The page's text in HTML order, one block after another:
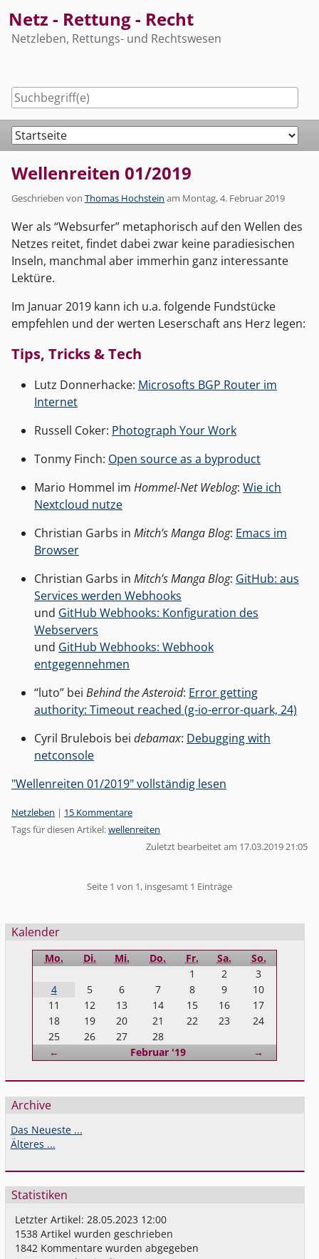
to
content
Netz - Rettung - Recht
Netzleben, Rettungs- und Rechtswesen
Navigation
Wellenreiten 01/2019
Geschrieben von Thomas Hochstein am Montag, 4. Februar 2019
Wer als “Websurfer” metaphorisch auf den Wellen des
Netzes reitet, findet dabei zwar keine paradiesischen
Inseln, manchmal aber immerhin ganz interessante
Lektüre.
Im Januar 2019 kann ich u.a. folgende Fundstücke
empfehlen und der werten Leserschaft ans Herz legen:
Tips, Tricks & Tech
Lutz Donnerhacke: Microsofts BGP Router im
Internet
Russell Coker: Photograph Your Work
Tonmy Finch: Open source as a byproduct
Mario Hommel im Hommel-Net Weblog: Wie ich
Nextcloud nutze
Christian Garbs in Mitch’s Manga Blog: Emacs im
Browser
Christian Garbs in Mitch’s Manga Blog: GitHub: aus
Services werden Webhooks
und GitHub Webhooks: Konfiguration des
Webservers
und GitHub Webhooks: Webhook
entgegennehmen
“luto” bei Behind the Asteroid: Error getting
authority: Timeout reached (g-io-error-quark, 24)
Cyril Brulebois bei debamax: Debugging with
netconsole
"Wellenreiten 01/2019" vollständig lesen
Kategorien:
Netzleben | 15 Kommentare
Tags für diesen Artikel:wellenreiten
Zuletzt bearbeitet am 17.03.2019 21:05
Seite 1 von 1, insgesamt 1 Einträge
Seitenleiste
Kalender
Mo. Di. Mi. Do. Fr. Sa. So.
← Februar '19 Vorwärts
→
1 2
3
4
5 6 7 8 9
10
11
12 13 14 15 16
17
18
19 20 21 22 23
24
25
26 27 28
Archive
Das Neueste ...
Älteres ...
Statistiken
Letzter Artikel:28.05.2023 12:00
1538 Artikel wurden geschrieben
1842 Kommentare wurden abgegeben